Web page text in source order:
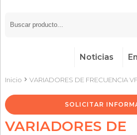
Noticias
Inicio VARIADORES DE FRECUENCIA
SOLICITAR
VARIADORES DE